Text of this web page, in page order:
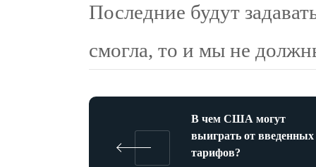
Последние будут
смогла, то и мы не
В чем США могут
выиграть от введенных
тарифов?